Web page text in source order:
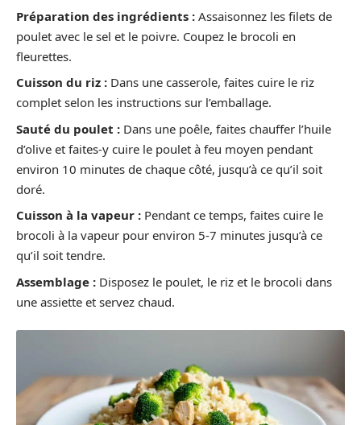
Préparation des ingrédients : Assaisonnez les filets de
poulet avec le sel et le poivre. Coupez le brocoli en
fleurettes.
Cuisson du riz : Dans une casserole, faites cuire le riz
complet selon les instructions sur l’emballage.
Sauté du poulet : Dans une poêle, faites chauffer l’huile
d’olive et faites-y cuire le poulet à feu moyen pendant
environ 10 minutes de chaque côté, jusqu’à ce qu’il soit
doré.
Cuisson à la vapeur : Pendant ce temps, faites cuire le
brocoli à la vapeur pour environ 5-7 minutes jusqu’à ce
qu’il soit tendre.
Assemblage : Disposez le poulet, le riz et le brocoli dans
une assiette et servez chaud.